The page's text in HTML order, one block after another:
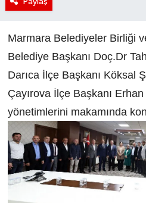
Marmara Belediyeler Birliği
Belediye Başkanı Doç.Dr
Darıca İlçe Başkanı Köksal
Çayırova İlçe Başkanı
yönetimlerini makamında